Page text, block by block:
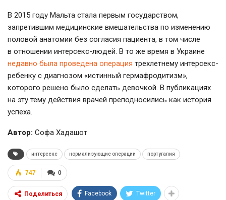
В 2015 году Мальта стала первым государством,
запретившим медицинские вмешательства по изменению
половой анатомии без согласия пациента, в том числе
в отношении интерсекс-людей. В то же время в Украине
недавно была проведена операция трехлетнему интерсекс-
ребенку с диагнозом «истинный гермафродитизм»,
которого решено было сделать девочкой. В публикациях
на эту тему действия врачей преподносились как история
успеха.
Автор: Софа Хадашот
интерсекс нормализующие операции португалия
0
747
Поделиться Facebook Twitter